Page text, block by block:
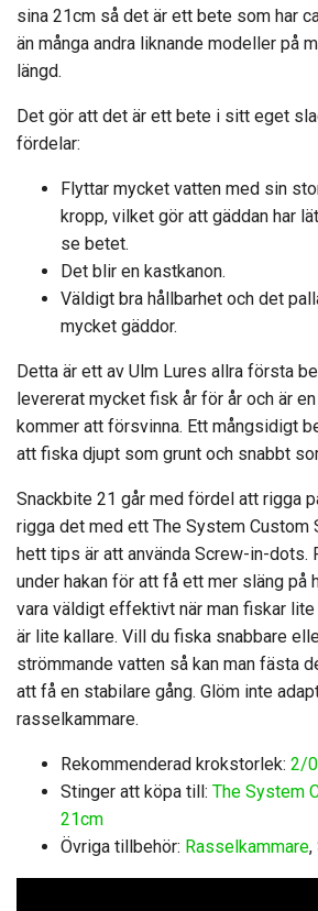
sina 21cm så det är ett bete som har
än många andra liknande modeller på
längd.
Det gör att det är ett bete i sitt eget
fördelar:
Flyttar mycket vatten med sin
kropp, vilket gör att gäddan har
se betet.
Det blir en kastkanon.
Väldigt bra hållbarhet och det
mycket gäddor.
Detta är ett av Ulm Lures allra första
levererat mycket fisk år för år och är
kommer att försvinna. Ett mångsidigt
att fiska djupt som grunt och snabbt
Snackbite 21 går med fördel att rigga
rigga det med ett The System Custom
hett tips är att använda Screw-in-dots.
under hakan för att få ett mer släng på
vara väldigt effektivt när man fiskar
är lite kallare. Vill du fiska snabbare
strömmande vatten så kan man fästa
att få en stabilare gång. Glöm inte
rasselkammare.
Rekommenderad krokstorlek: 2/0
Stinger att köpa till: The System
21cm
Övriga tillbehör: Rasselkammare,